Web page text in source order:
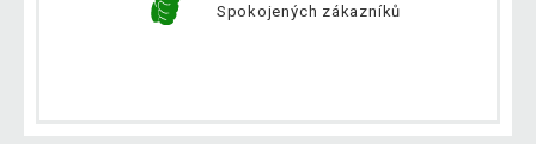
Spokojených zákazníků